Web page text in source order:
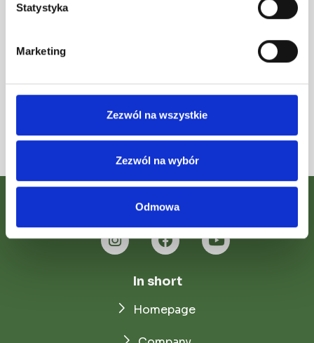
Statystyka
Marketing
Zezwól na wszystkie
Zezwól na wybór
Odmowa
on? On ballast or sand?
In short
Homepage